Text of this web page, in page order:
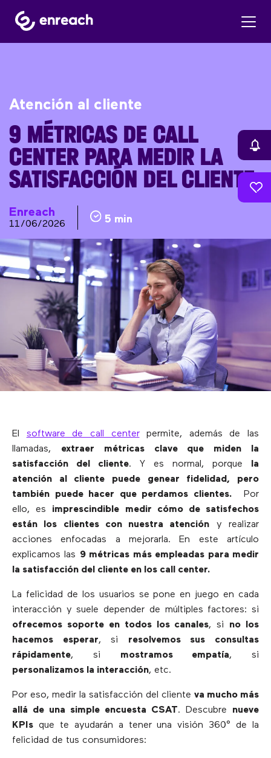
Atención al cliente
9 MÉTRICAS DE CALL
CENTER PARA MEDIR LA
SATISFACCIÓN DEL CLIENTE
Enreach
11/06/2026 5 min
El software de call centerpermite, además de las
llamadas, extraer métricas clave que miden la
satisfacción del cliente. Y es normal, porque la
atención al cliente puede genear fidelidad, pero
también puede hacer que perdamos clientes. Por
ello, es imprescindible medir cómo de satisfechos
están los clientes con nuestra atención y realizar
acciones enfocadas a mejorarla. En este artículo
explicamos las 9 métricas más empleadas para medir
la satisfacción del cliente en los call center.
La felicidad de los usuarios se pone en juego en cada
interacción y suele depender de múltiples factores: si
ofrecemos soporte en todos los canales, si no los
hacemos esperar, si resolvemos sus consultas
rápidamente, si mostramos empatía, si
personalizamos la interacción, etc.
Por eso, medir la satisfacción del cliente va mucho más
allá de una simple encuesta CSAT. Descubre nueve
KPIs que te ayudarán a tener una visión 360° de la
felicidad de tus consumidores: